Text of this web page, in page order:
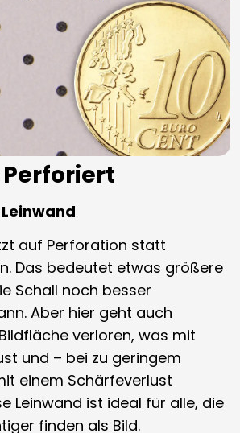
auf Perforation statt
Das bedeutet etwas größere
Schall noch besser
Aber hier geht auch
verloren, was mit
und – bei zu geringem
einem Schärfeverlust
Leinwand ist ideal für alle, die
finden als Bild.